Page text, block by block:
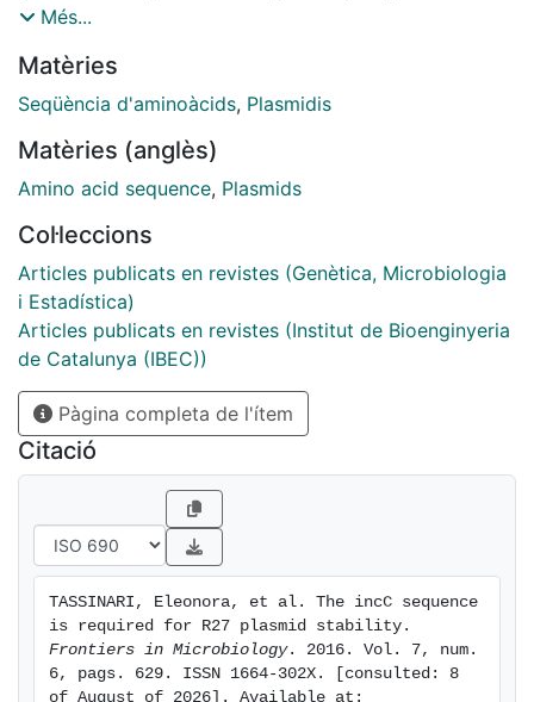
their bacterial hosts. R27 is the archetype of IncHI1
reading frames (ORFs) (66.7%) do not show similarity
to any known ORFs. We performed a deletion analysis
hitherto non-identified plasmid functions that might be
required for plasmid stability. We report the
essential for R27 stability. That region contains several
repeats (incC repeats), belongs to one of the three-
plasmid replicons (R27 FIA-like) and is targeted by the
R27 E protein. Deletion of the incC sequence
drastically reduces R27 stability both in Escherichia
coli and in Salmonella, the effect being more
pronounced in this latter species. Interfering with
incC-E protein interaction must lead to a reduced
IncHI1 plasmid stability, and may represent a new
approach to combat antimicrobial resistance.
Més...
Matèries
Seqüència d'aminoàcids, Plasmidis
Matèries (anglès)
Amino acid sequence, Plasmids
Col·leccions
Articles publicats en revistes (Genètica, Microbiologia
i Estadística)
Articles publicats en revistes (Institut de Bioenginyeria
de Catalunya (IBEC))
Pàgina completa de l'ítem
Citació
TASSINARI, Eleonora, et al. The incC sequence
Frontiers in Microbiology. 2016. Vol. 7, num.
6, pags. 629. ISSN 1664-302X. [consulted: 8
of August of 2026]. Available at: